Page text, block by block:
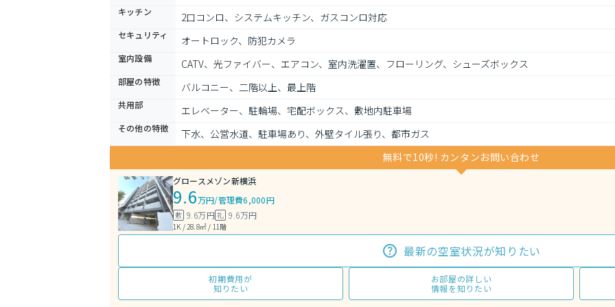
キッチン 2口コンロ、システムキッチン、ガスコンロ対応
セキュリティ オートロック、防犯カメラ
室内設備 CATV、光ファイバー、エアコン、室内洗濯置、フローリング、シューズボックス
部屋の特徴 バルコニー、二階以上、最上階
共用部 エレベーター、駐輪場、宅配ボックス、敷地内駐車場
その他の特徴
下水、公営水道、駐車場あり、外壁タイル張り、都市ガス
無料で10秒! カンタンお問い合わせ
グロースメゾン新横浜
9.6万円/管理費6,000円
敷 9.6万円礼 9.6万円
1K / 28.8㎡ / 11階
最新の空室状況が知りたい
初期費用が
知りたい
お部屋の詳しい
情報を知りたい